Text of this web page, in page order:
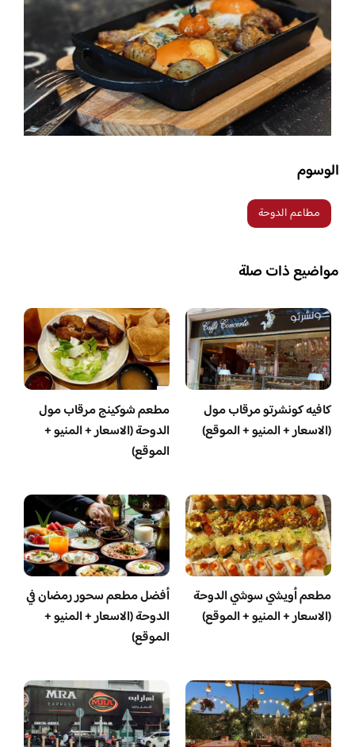
الوسوم
مطاعم الدوحة
مواضيع ذات صلة
كافيه كونشرتو مرقاب مول
(الاسعار + المنيو + الموقع)
مطعم شوكينج مرقاب مول
الدوحة (الاسعار + المنيو +
الموقع)
مطعم أويشي سوشي الدوحة
(الاسعار + المنيو + الموقع)
أفضل مطعم سحور رمضان في
الدوحة (الاسعار + المنيو +
الموقع)